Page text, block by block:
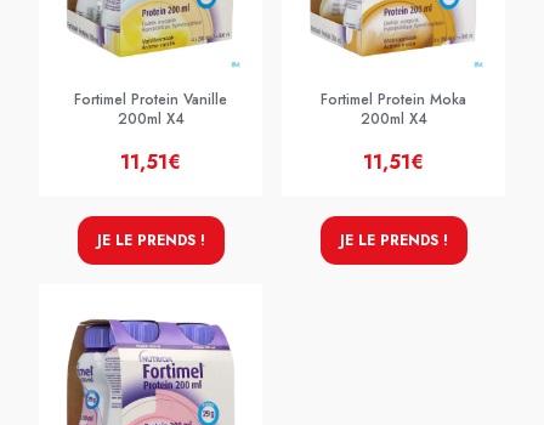
Fortimel Protein Vanille
200ml X4
11,51€
JE LE PRENDS !
Fortimel Protein Moka
200ml X4
11,51€
JE LE PRENDS !